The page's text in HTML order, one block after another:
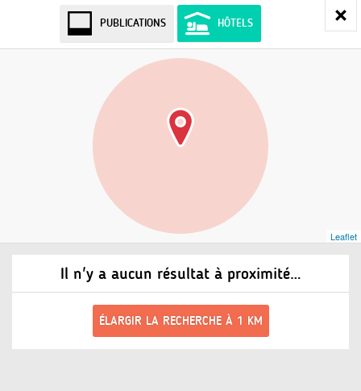
PUBLICATIONS HÔTELS
Il n'y a aucun résultat à proximité…
ÉLARGIR LA RECHERCHE À 1 KM
Leaflet